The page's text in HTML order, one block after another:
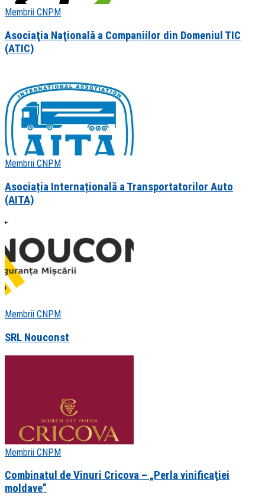
Membrii CNPM
Asociaţia Naţională a Companiilor din Domeniul TIC
(ATIC)
Membrii CNPM
Asociația Internațională a Transportatorilor Auto
(AITA)
Membrii CNPM
SRL Nouconst
Membrii CNPM
Combinatul de Vinuri Cricova – „Perla vinificaţiei
moldave”